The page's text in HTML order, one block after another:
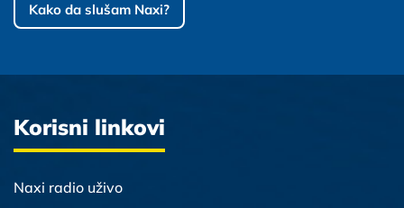
Kako da slušam Naxi?
Korisni linkovi
Naxi radio uživo